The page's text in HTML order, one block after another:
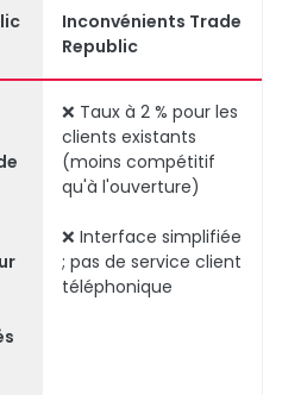
Inconvénients Trade
Republic
❌ Taux à 2 % pour les
clients existants
(moins compétitif
qu'à l'ouverture)
❌ Interface simplifiée
; pas de service client
téléphonique